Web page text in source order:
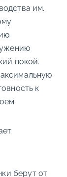
им.
покой.
к
берут от